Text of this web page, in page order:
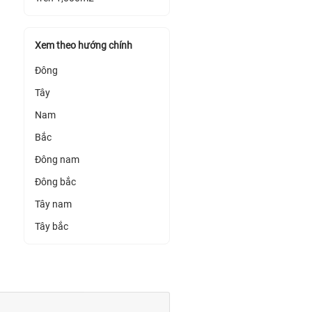
Xem theo hướng chính
Đông
Tây
Nam
Bắc
Đông nam
Đông bắc
Tây nam
Tây bắc